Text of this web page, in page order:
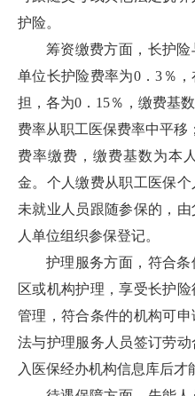
护险。
筹资缴费方面，长护
单位长护险费率为0．3％
担，各为0．15％，缴费基
费率从职工医保费率中平移
费率缴费，缴费基数为本
金。个人缴费从职工医保
未就业人员跟随参保的，
人单位组织参保登记。
护理服务方面，符合
区或机构护理，享受长护
管理，符合条件的机构可
法与护理服务人员签订劳
入医保经办机构信息库后才